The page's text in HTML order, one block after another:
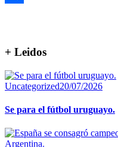
+ Leidos
Uncategorized20/07/2026
Se para el fútbol uruguayo.